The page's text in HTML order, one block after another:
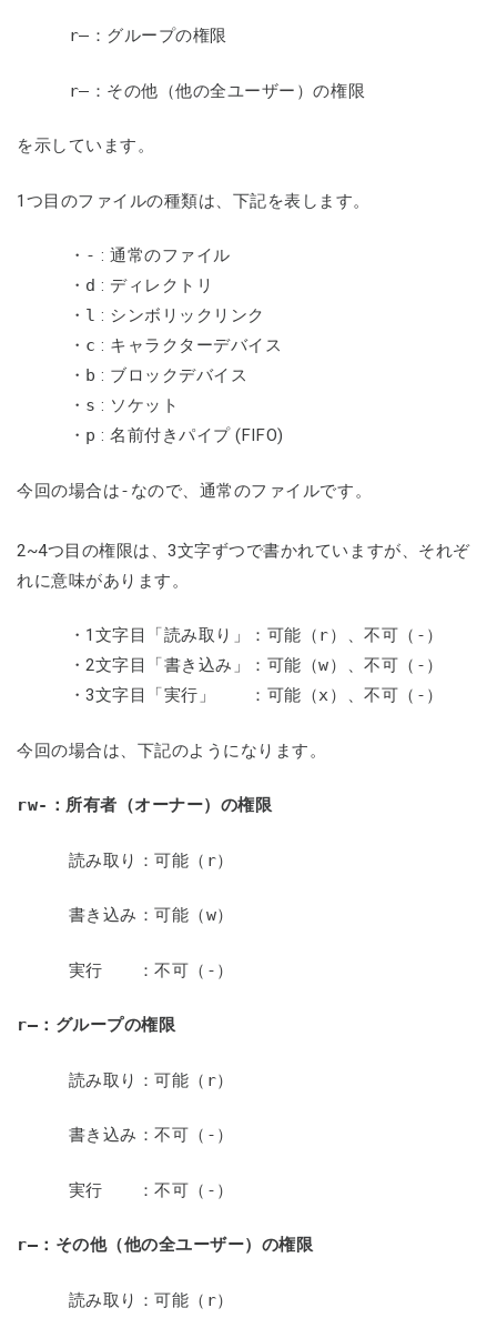
r— ：グループの権限
r— ：その他（他の全ユーザー）の権限
を示しています。
1つ目のファイルの種類は、下記を表します。
・ - : 通常のファイル
・ d : ディレクトリ
・ l : シンボリックリンク
・ c : キャラクターデバイス
・ b : ブロックデバイス
・ s : ソケット
・ p : 名前付きパイプ (FIFO)
今回の場合は- なので、通常のファイルです。
2~4つ目の権限は、3文字ずつで書かれていますが、それぞ
れに意味があります。
・1文字目「読み取り」：可能（ r）、不可（ - ）
・2文字目「書き込み」：可能（w）、不可（ - ）
・3文字目「実行」 ：可能（x）、不可（ - ）
今回の場合は、下記のようになります。
rw- ：所有者（オーナー）の権限
読み取り：可能（ r）
書き込み：可能（w）
実行 ：不可（ - ）
r— ：グループの権限
読み取り：可能（ r）
書き込み：不可（ - ）
実行 ：不可（ - ）
r— ：その他（他の全ユーザー）の権限
読み取り：可能（ r）